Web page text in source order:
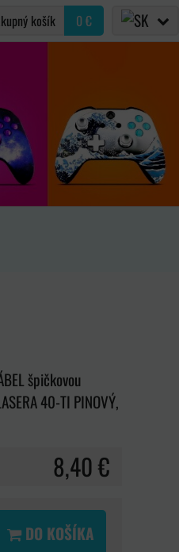
košík 0 €
špičkovou
40-TI PINOVÝ,
8,40 €
DO KOŠÍKA